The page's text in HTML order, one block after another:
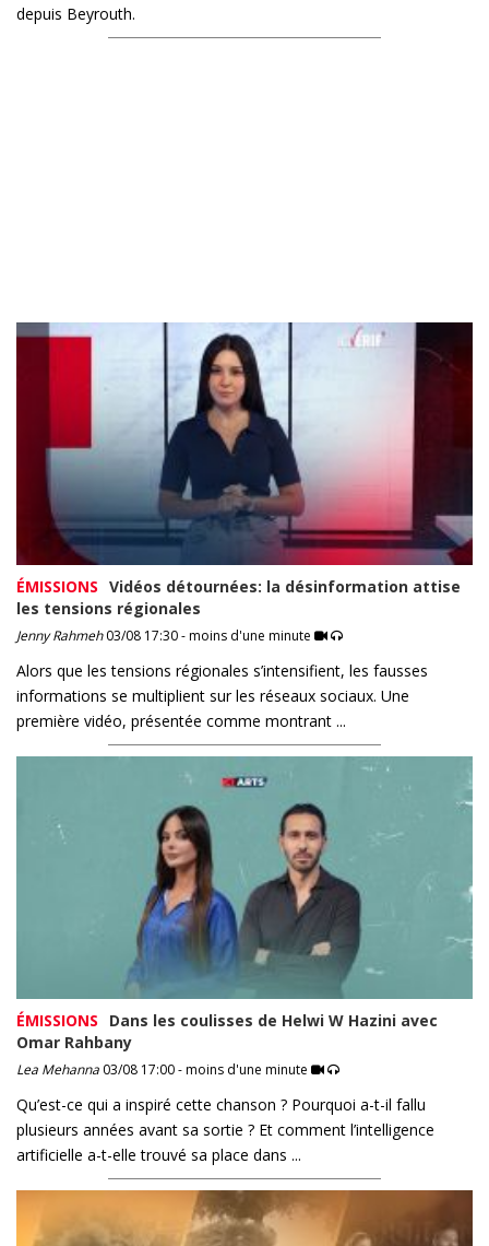
depuis Beyrouth.
ÉMISSIONS Vidéos détournées: la désinformation attise
les tensions régionales
Jenny Rahmeh03/08 17:30 - moins d'une minute
Alors que les tensions régionales s’intensifient, les fausses
informations se multiplient sur les réseaux sociaux. Une
première vidéo, présentée comme montrant ...
ÉMISSIONS
Dans les coulisses de Helwi W Hazini avec
Omar Rahbany
Lea Mehanna 03/08 17:00 - moins d'une minute
Qu’est-ce qui a inspiré cette chanson ? Pourquoi a-t-il fallu
plusieurs années avant sa sortie ? Et comment l’intelligence
artificielle a-t-elle trouvé sa place dans ...